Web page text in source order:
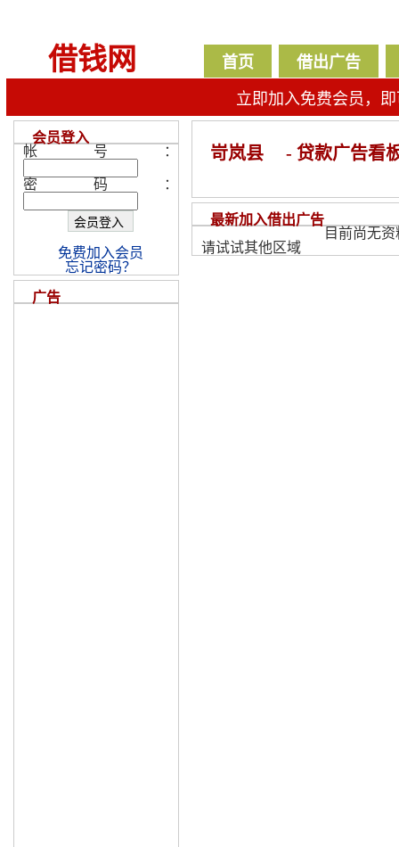
借钱网 首页 借出广告
立即加入免费会员，
岢岚县 - 贷款广告看
最新加入借出广告
目前尚无
请试试其他区域
会员登入
帐号：
密码：
免费加入会员
忘记密码？
广告